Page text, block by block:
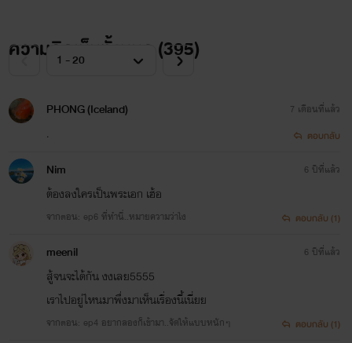
ความคิดเห็นทั้งหมด (395)
PHONG (Iceland)
.
7 เดือนที่แล้ว
ตอบกลับ
Nim
ต้องลงใครเป็นพระเอก เฮ้อ
จากตอน: ep6 ที่ทำนี่..หมายความว่าไง
6 ปีที่แล้ว
ตอบกลับ (1)
meenil
สู้จนจะได้กัน งงเลย5555
เราไปอยู่ไหนมาพึ่งมาเห็นเรื่องนี้เนี่ยย
จากตอน: ep4 อยากลองก็เข้ามา..จัดให้แบบหนักๆ
6 ปีที่แล้ว
ตอบกลับ (1)